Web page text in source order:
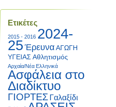
Ετικέτες
2015 - 2016 2024-
25ΈρευναΑΓΩΓΗ
ΥΓΕΙΑΣ Αθλητισμός
Αρχαία/Νέα Ελληνικά
Ασφάλεια στο
Διαδίκτυο
ΓΙΟΡΤΕΣ Γαλαξίδι